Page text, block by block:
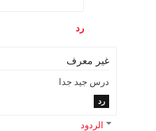
رد
غير معرف
درس جيد جدا
رد
الردود